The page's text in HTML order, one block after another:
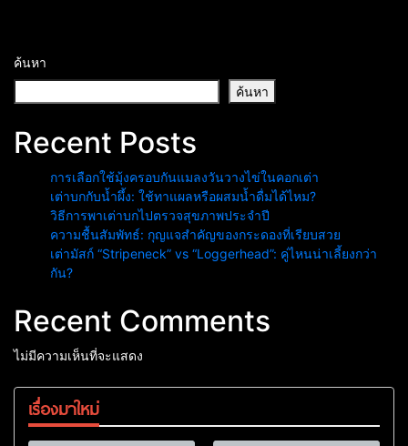
ค้นหา
ค้นหา
Recent Posts
การเลือกใช้มุ้งครอบกันแมลงวันวางไข่ในคอกเต่า
เต่าบกกับน้ำผึ้ง: ใช้ทาแผลหรือผสมน้ำดื่มได้ไหม?
วิธีการพาเต่าบกไปตรวจสุขภาพประจำปี
ความชื้นสัมพัทธ์: กุญแจสำคัญของกระดองที่เรียบสวย
เต่ามัสก์ “Stripeneck” vs “Loggerhead”: คู่ไหนน่าเลี้ยงกว่า
กัน?
Recent Comments
ไม่มีความเห็นที่จะแสดง
เรื่องมาใหม่